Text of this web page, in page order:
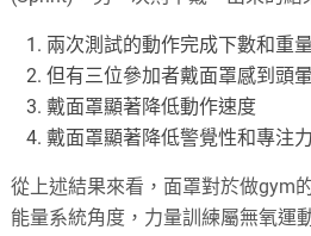
兩次測試的動作完成下數和重
但有三位參加者戴面罩感到頭
戴面罩顯著降低動作速度
戴面罩顯著降低警覺性和專注力
從上述結果來看，面罩對於做gym
能量系統角度，力量訓練屬無氧運